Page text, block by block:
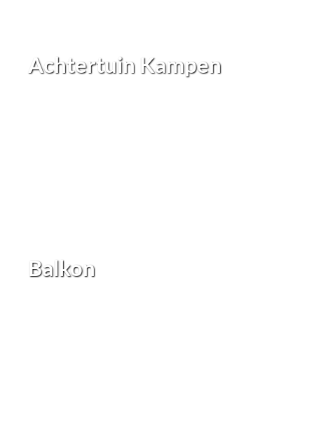
Achtertuin Kampen
Balkon